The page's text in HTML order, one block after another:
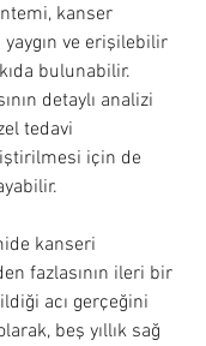
kanser
yaygın ve erişilebilir
bulunabilir.
detaylı analizi
tedavi
için de
kanseri
fazlasının ileri bir
acı gerçeğini
beş yıllık sağ